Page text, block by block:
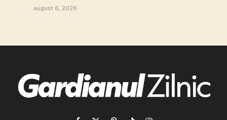
august 6, 2026